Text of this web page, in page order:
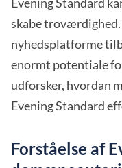
skabe troværdighed.
nyhedsplatforme
enormt potentiale
udforsker, hvordan
Evening Standard
Forståelse af